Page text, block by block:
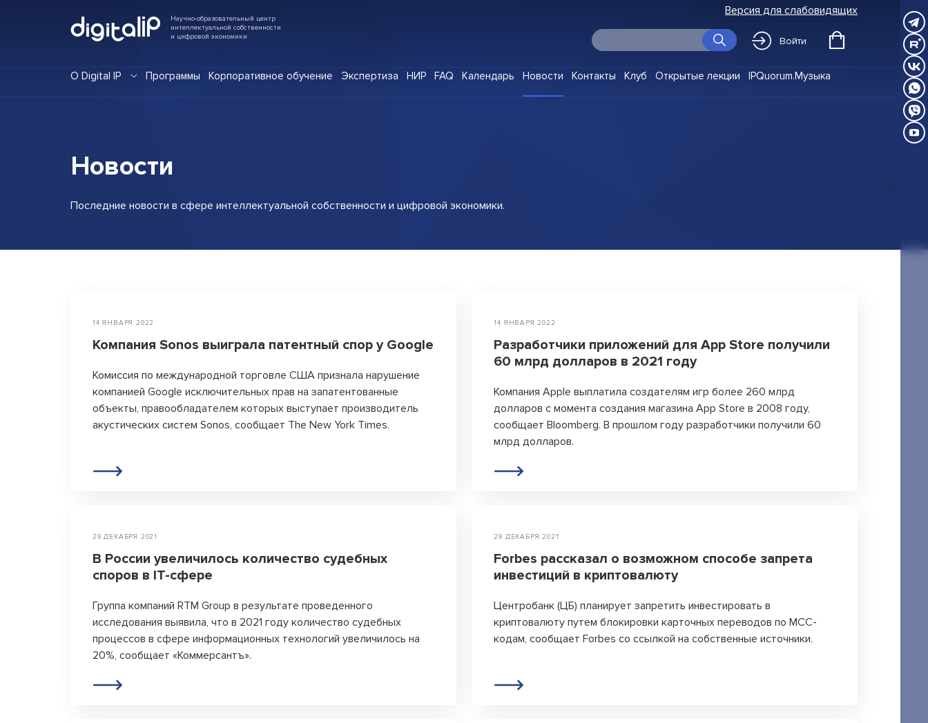
Научно-образовательный центр
интеллектуальной собственности
и цифровой экономики
Версия для слабовидящих
Войти
IPQuorum.Музыка
Сведения об образовательной
организации
Договор-оферта
Согласие на обработку персональных
данных (Cookie)
Политика обработки персональных
Положение об антикоррупционной
+7 495 789-00-47
О Digital IP Программы Корпоративное обучение Экспертиза НИР FAQ Календарь Новости Контакты Клуб Открытые лекции IPQuorum.Музыка
Новости
Последние новости в сфере интеллектуальной собственности и цифровой экономики.
14 ЯНВАРЯ 2022
Компания Sonos выиграла патентный спор у Google
Комиссия по международной торговле США признала нарушение
компанией Google исключительных прав на запатентованные
объекты, правообладателем которых выступает производитель
акустических систем Sonos, сообщает The New York Times.
14 ЯНВАРЯ 2022
Разработчики приложений для App Store получили
60 млрд долларов в 2021 году
Компания Apple выплатила создателям игр более 260 млрд
долларов с момента создания магазина App Store в 2008 году,
сообщает Bloomberg. В прошлом году разработчики получили 60
млрд долларов.
29 ДЕКАБРЯ 2021
В России увеличилось количество судебных
споров в IT-сфере
Группа компаний RTM Group в результате проведенного
исследования выявила, что в 2021 году количество судебных
процессов в сфере информационных технологий увеличилось на
20%, сообщает «Коммерсантъ».
29 ДЕКАБРЯ 2021
Forbes рассказал о возможном способе запрета
инвестиций в криптовалюту
Центробанк (ЦБ) планирует запретить инвестировать в
криптовалюту путем блокировки карточных переводов по MCC-
кодам, сообщает Forbes со ссылкой на собственные источники.